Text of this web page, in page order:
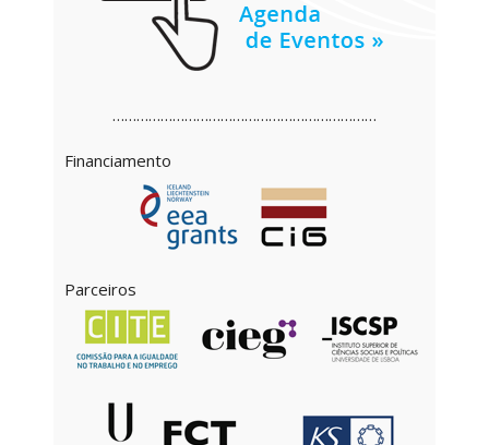
…………………………………………………………
Financiamento
Parceiros